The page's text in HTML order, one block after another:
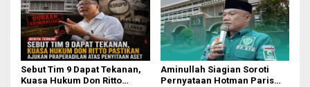
Sebut Tim 9 Dapat Tekanan,
Kuasa Hukum Don Ritto
Aminullah Siagian Soroti
Pernyataan Hotman Paris